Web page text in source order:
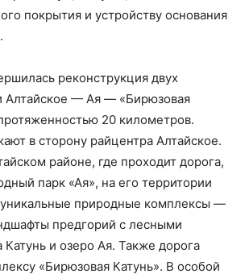
покрытия и устройству основания
реконструкция двух
Алтайское — Ая — «Бирюзовая
20 километров.
в сторону райцентра Алтайское.
районе, где проходит дорога,
парк «Ая», на его территории
природные комплексы —
предгорий с лесными
Катунь и озеро Ая. Также дорога
«Бирюзовая Катунь». В особой